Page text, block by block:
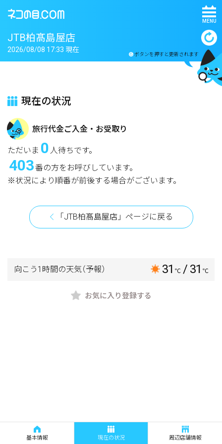
MENU
JTB柏髙島屋店
ボタンを押すと更新されます
2026/08/08 17:33 現在
現在の状況
旅行代金ご入金・お受取り
ただいま 0 人待ちです。
403番の方をお呼びしています。
※状況により順番が前後する場合がございます。
「JTB柏髙島屋店」ページに戻る
向こう1時間の天気（予報） 31 ℃ / 31 ℃
お気に入り登録する
基本情報 現在の状況 周辺店舗情報